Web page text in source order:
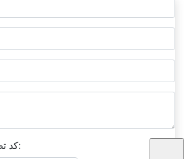
کد تصویری: